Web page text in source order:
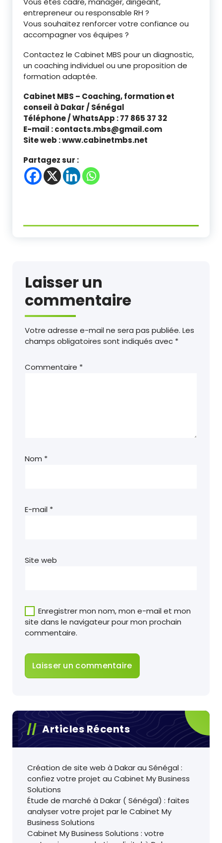
entrepreneur ou responsable RH ?
Vous souhaitez renforcer votre confiance ou
accompagner vos équipes ?
Contactez le Cabinet MBS pour un diagnostic,
un coaching individuel ou une proposition de
formation adaptée.
Cabinet MBS – Coaching, formation et
conseil à Dakar / Sénégal
Téléphone / WhatsApp : 77 865 37 32
E-mail : contacts.mbs@gmail.com
Site web : www.cabinetmbs.net
Partagez sur :
Laisser un
commentaire
Votre adresse e-mail ne sera pas publiée. Les
champs obligatoires sont indiqués avec *
Commentaire *
Nom *
E-mail *
Site web
Enregistrer mon nom, mon e-mail et mon
site dans le navigateur pour mon prochain
commentaire.
Articles Récents
Création de site web à Dakar au Sénégal :
confiez votre projet au Cabinet My Business
Solutions
Étude de marché à Dakar ( Sénégal) : faites
analyser votre projet par le Cabinet My
Business Solutions
Cabinet My Business Solutions : votre